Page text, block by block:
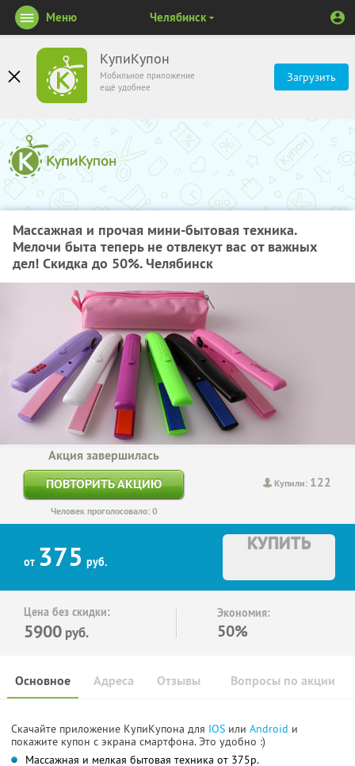
КупиКупон
Мобильное приложение
ещё удобнее
Загрузить
Меню Челябинск
Массажная и прочая мини-бытовая техника.
Мелочи быта теперь не отвлекут вас от важных
дел! Скидка до 50%. Челябинск
Купили: 122
Акция завершилась
ПОВТОРИТЬ АКЦИЮ
Человек проголосовало: 0
от 375 руб.
КУПИТЬ
Цена без скидки:
5900 руб.
Экономия:
50%
Основное Отзывы Вопросы по акции
Адреса
Скачайте приложение КупиКупона для IOS или Android и
покажите купон с экрана смартфона. Это удобно :)
Массажная и мелкая бытовая техника от 375р.